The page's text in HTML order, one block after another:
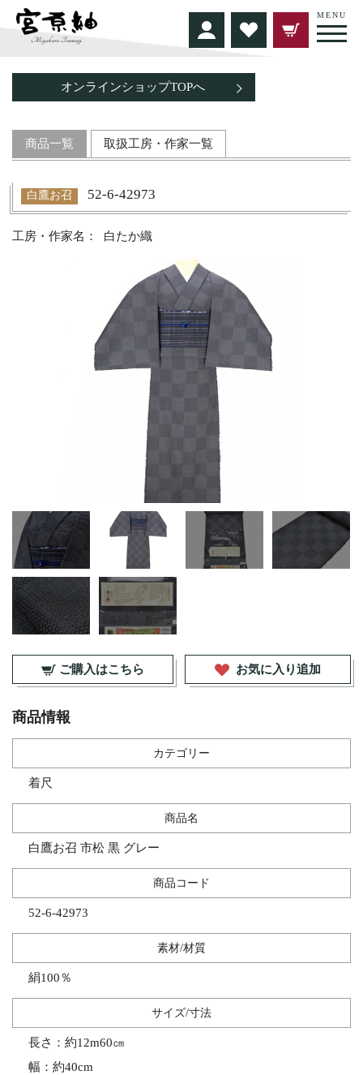
MENU
オンラインショップTOPへ
商品一覧 取扱工房・作家一覧
白鷹お召 52-6-42973
白たか織
ご購入はこちら お気に入り追加
商品情報
カテゴリー
着尺
商品名
白鷹お召 市松 黒 グレー
商品コード
52-6-42973
素材/材質
絹100％
サイズ/寸法
長さ：約12m60㎝
幅：約40cm